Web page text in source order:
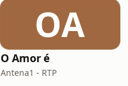
OA
O Amor é
Antena1 - RTP